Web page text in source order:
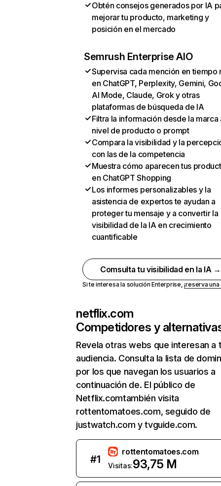
Obtén consejos generados por IA
mejorar tu producto, marketing y
posición en el mercado
Semrush Enterprise AIO
Supervisa cada mención en tiempo
en ChatGPT, Perplexity, Gemini,
AI Mode, Claude, Grok y otras
plataformas de búsqueda de IA
Filtra la información desde la marca
nivel de producto o prompt
Compara la visibilidad y la
con las de la competencia
Muestra cómo aparecen tus
en ChatGPT Shopping
Los informes personalizables y la
asistencia de expertos te ayudan a
proteger tu mensaje y a convertir la
visibilidad de la IA en crecimiento
cuantificable
Comsulta tu visibilidad en la IA →
Si te interesa la solución Enterprise,¡reserva
netflix.com
Competidores y
Revela otras webs que interesan a
audiencia. Consulta la lista de
por los que navegan los usuarios a
continuación de. El público de
Netflix.comtambién visita
rottentomatoes.com, seguido de
justwatch.com y tvguide.com.
#1
rottentomatoes.com
Visitas:93,75 M